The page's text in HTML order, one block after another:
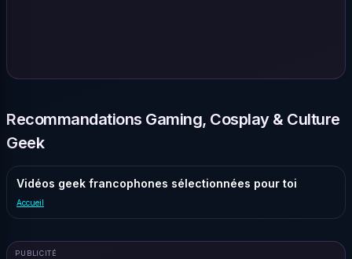
Recommandations Gaming, Cosplay & Culture
Geek
Vidéos geek francophones sélectionnées pour toi
Accueil
PUBLICITÉ